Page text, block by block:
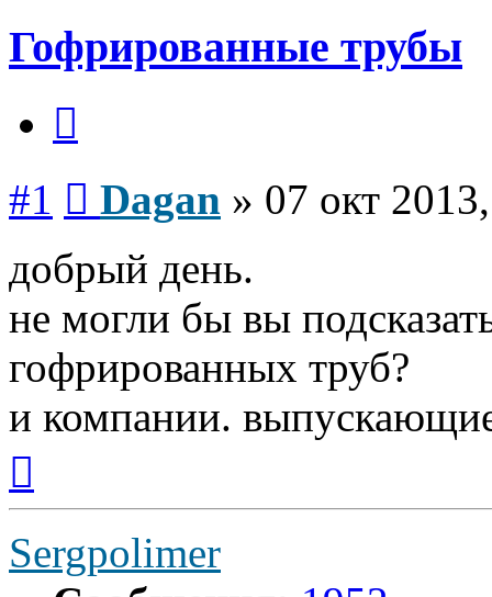
Гофрированные трубы
#1 Dagan » 07 окт
добрый день.
не могли бы вы
гофрированных труб?
и компании.
началу
Sergpolimer